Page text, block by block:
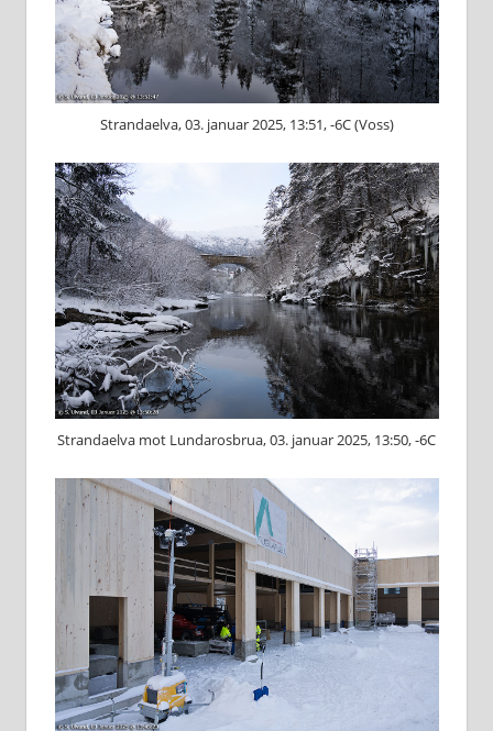
Strandaelva, 03. januar 2025, 13:51, -6C (Voss)
Strandaelva mot Lundarosbrua, 03. januar 2025, 13:50, -6C